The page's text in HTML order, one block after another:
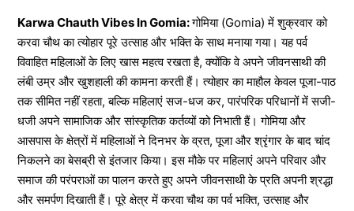
Karwa Chauth Vibes In Gomia:गोमिया (Gomia) में शुक्रवार को
करवा चौथ का त्योहार पूरे उत्साह और भक्ति के साथ मनाया गया। यह पर्व
विवाहित महिलाओं के लिए खास महत्व रखता है, क्योंकि वे अपने जीवनसाथी की
लंबी उम्र और खुशहाली की कामना करती हैं। त्योहार का माहौल केवल पूजा-पाठ
तक सीमित नहीं रहता, बल्कि महिलाएं सज-धज कर, पारंपरिक परिधानों में सजी-
धजी अपने सामाजिक और सांस्कृतिक कर्तव्यों को निभाती हैं। गोमिया और
आसपास के क्षेत्रों में महिलाओं ने दिनभर के व्रत, पूजा और श्रृंगार के बाद चांद
निकलने का बेसब्री से इंतजार किया। इस मौके पर महिलाएं अपने परिवार और
समाज की परंपराओं का पालन करते हुए अपने जीवनसाथी के प्रति अपनी श्रद्धा
और समर्पण दिखाती हैं। पूरे क्षेत्र में करवा चौथ का पर्व भक्ति, उत्साह और